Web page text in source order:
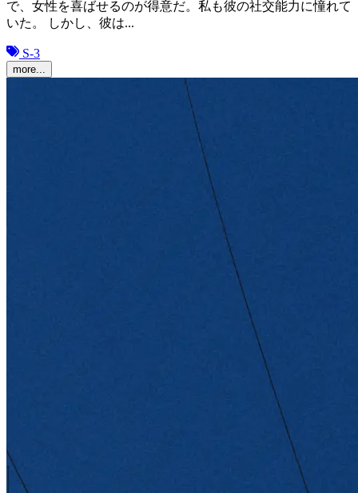
で、女性を喜ばせるのが得意だ。私も彼の社交能力に憧れて
いた。 しかし、彼は...
S-3
more...